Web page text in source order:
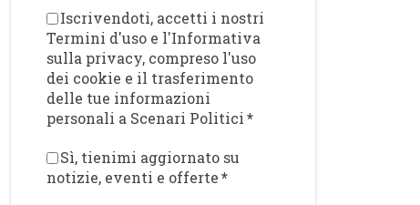
Iscrivendoti, accetti i nostri
Termini d'uso e l'Informativa
sulla privacy, compreso l'uso
dei cookie e il trasferimento
delle tue informazioni
personali a Scenari Politici*
Sì, tienimi aggiornato su
notizie, eventi e offerte*